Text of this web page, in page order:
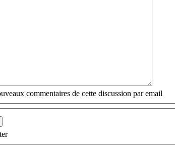
commentaires de cette discussion par email